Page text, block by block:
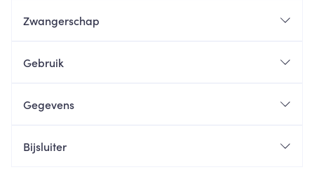
Zwangerschap
Gebruik
Gegevens
Bijsluiter